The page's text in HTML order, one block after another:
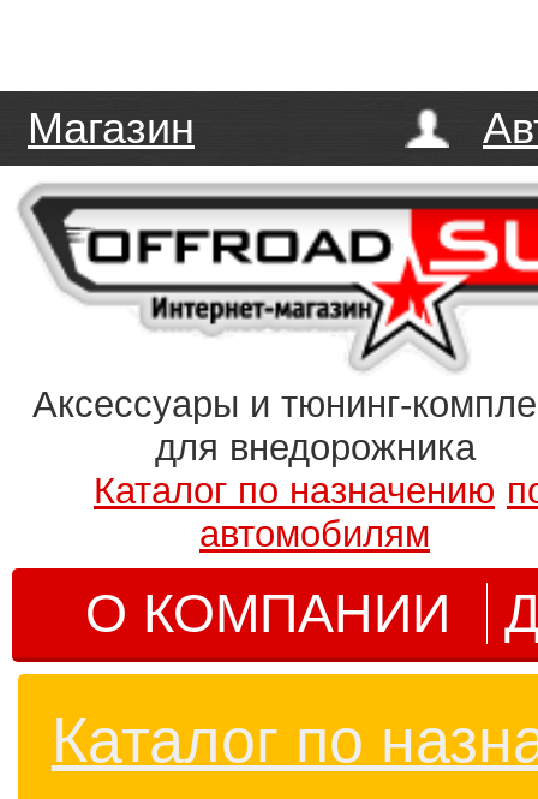
Магазин
Аксессуары и тюнинг-
для внедорожника
Каталог по назначению
автомобилям
О КОМПАНИИ
Каталог по